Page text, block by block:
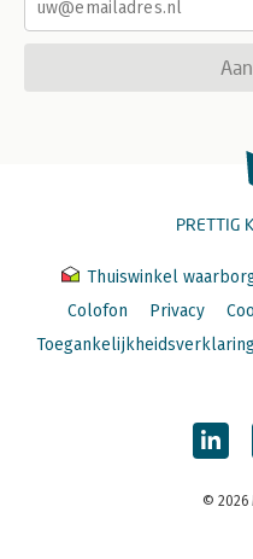
PRETTIG
Thuiswinkel
Colofon
Privacy
© 2026